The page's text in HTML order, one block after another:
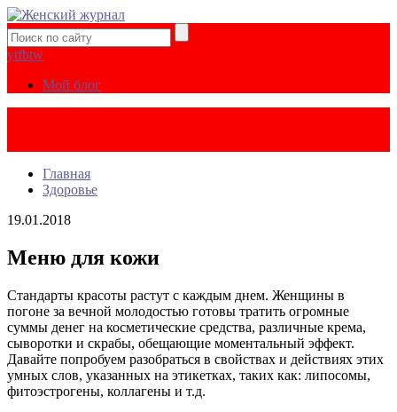
ytfbtw
Мой блог
Главная
Здоровье
19.01.2018
Меню для кожи
Стандарты красоты растут с каждым днем. Женщины в
погоне за вечной молодостью готовы тратить огромные
суммы денег на косметические средства, различные крема,
сыворотки и скрабы, обещающие моментальный эффект.
Давайте попробуем разобраться в свойствах и действиях этих
умных слов, указанных на этикетках, таких как: липосомы,
фитоэстрогены, коллагены и т.д.